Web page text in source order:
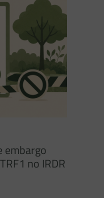
embargo
no IRDR